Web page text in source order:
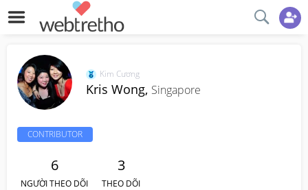
Kim Cương
Kris Wong, Singapore
CONTRIBUTOR
6
NGƯỜI THEO DÕI
3
THEO DÕI